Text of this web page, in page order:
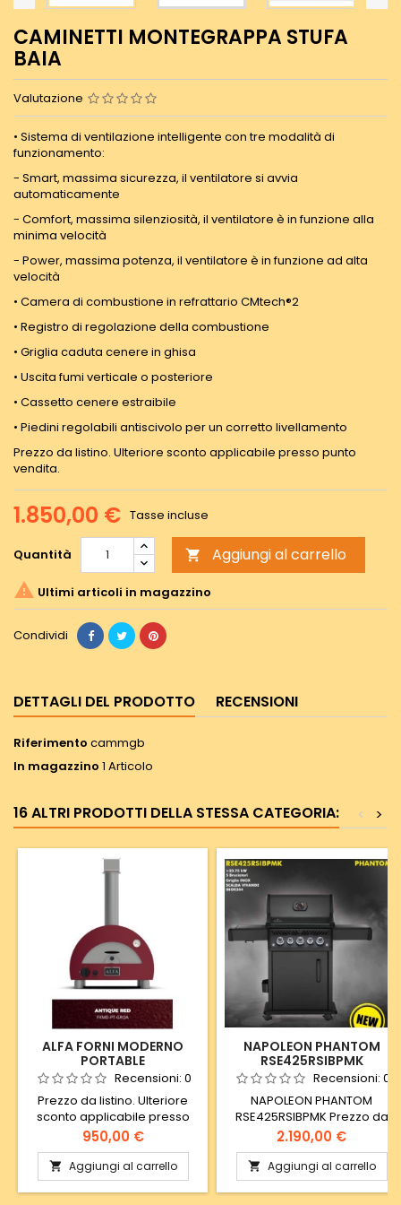
CAMINETTI MONTEGRAPPA STUFA
BAIA
Valutazione
• Sistema di ventilazione intelligente con tre modalità di
funzionamento:
- Smart, massima sicurezza, il ventilatore si avvia
automaticamente
- Comfort, massima silenziosità, il ventilatore è in funzione alla
minima velocità
- Power, massima potenza, il ventilatore è in funzione ad alta
velocità
• Camera di combustione in refrattario CMtech®2
• Registro di regolazione della combustione
• Griglia caduta cenere in ghisa
• Uscita fumi verticale o posteriore
• Cassetto cenere estraibile
• Piedini regolabili antiscivolo per un corretto livellamento
Prezzo da listino. Ulteriore sconto applicabile presso punto
vendita.
1.850,00 € Tasse incluse
Quantità  Aggiungi al carrello
 Ultimi articoli in magazzino
Condividi
DETTAGLI DEL PRODOTTO RECENSIONI
Riferimento cammgb
In magazzino 1 Articolo
16 ALTRI PRODOTTI DELLA STESSA CATEGORIA: >
<
ALFA FORNI MODERNO
PORTABLE
Recensioni: 0
Prezzo da listino. Ulteriore
sconto applicabile presso
punto vendita.
Prezzo
950,00 €
 Aggiungi al carrello
NAPOLEON PHANTOM
RSE425RSIBPMK
Recensioni: 0
NAPOLEON PHANTOM
RSE425RSIBPMK Prezzo da
listino. Ulteriore sconto
applicabile presso punto
vendita.
Prezzo
2.190,00 €
 Aggiungi al carrello